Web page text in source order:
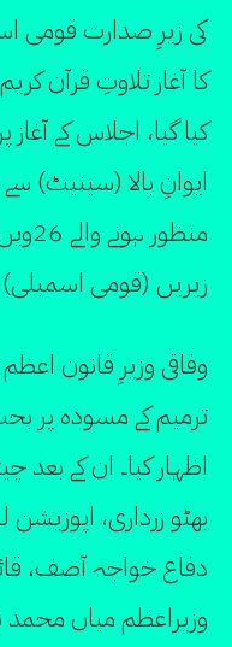
کی زیرِ صدارت قومی
کا آغاز تلاوتِ قرآن
کیا گیا، اجلاس کے آغاز
ایوانِ بالا (سینیٹ)
زیریں (قومی
وفاقی وزیرِ قانون اعظم
ترمیم کے مسودہ پر بحث
اظہار کیا۔ ان کے بعد
بھٹو زرداری، اپوزیشن
دفاع خواجہ آصف،
وزیراعظم میاں محمد